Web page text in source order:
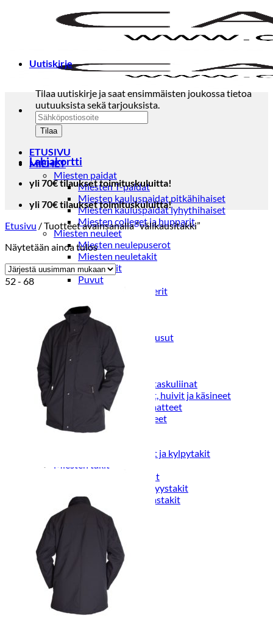
ETUSIVU
MIEHET
Miesten paidat
Miesten T-paidat
Miesten kauluspaidat pitkähihaiset
Miesten kauluspaidat lyhythihaiset
Miesten colleget ja hupparit
Miesten neuleet
Miesten neulepuserot
Miesten neuletakit
Puvut ja blazerit
Puvut
Puvuntakit ja blazerit
Miesten housut
Miesten farkut
Miesten collegehousut
Miesten shortsit
Miesten asusteet
Vyöt ja olkaimet
Solmiot, rusetit ja taskuliinat
Miesten päähineet, huivit ja käsineet
Miesten yöasut ja alusvaatteet
Miesten alusvaatteet
Miesten sukat
Miesten aamutakit ja kylpytakit
Miesten takit
Miesten nahkatakit
Miesten kevät-ja syystakit
Miesten villakangastakit
Miesten talvitakit
NAISET
Naisten paidat
Naisten colleget
Paidat, tunikat ja jakut
Trikoopaidat
Naisten puserot
Tunikat
Jakut ja liivit
Naisten neuleet
Uutiskirje
Tilaa uutiskirje ja saat ensimmäisten joukossa tietoa
uutuuksista sekä tarjouksista.
Lahjakortti
yli 70€ tilaukset toimituskuluitta!
yli 70€ tilaukset toimituskuluitta!
Etusivu /Tuotteet avainsanalla “välikausitakki”
Näytetään ainoa tulos
52 - 68